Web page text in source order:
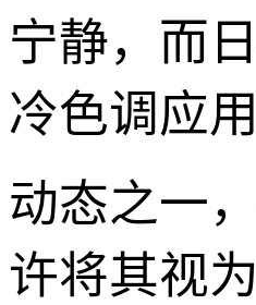
宁静，而
冷色调应
动态之一
许将其视